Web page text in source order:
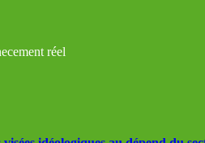
réel